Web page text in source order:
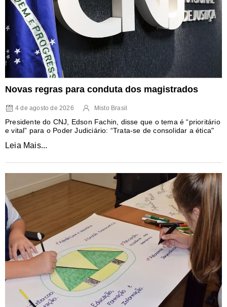
Novas regras para conduta dos magistrados
4 de agosto de 2026 Misto Brasil
Presidente do CNJ, Edson Fachin, disse que o tema é “prioritário
e vital” para o Poder Judiciário: “Trata-se de consolidar a ética"
Leia Mais...